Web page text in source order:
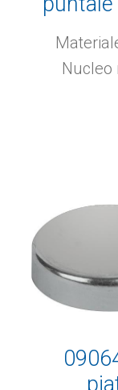
Nucleo